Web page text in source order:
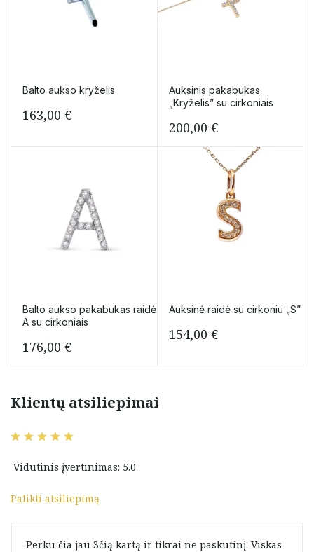
Balto aukso kryželis
163,00 €
Auksinis pakabukas
„Kryželis” su cirkoniais
200,00 €
Balto aukso pakabukas raidė
A su cirkoniais
176,00 €
Auksinė raidė su cirkoniu „S”
154,00 €
Klientų atsiliepimai
Vidutinis įvertinimas: 5.0
Palikti atsiliepimą
Perku čia jau 3čią kartą ir tikrai ne paskutinį. Viskas